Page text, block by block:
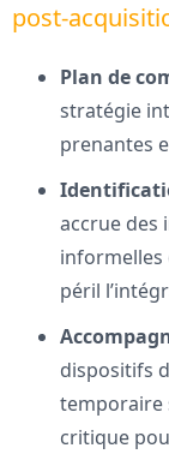
post-
Plan de
stratégie
prenantes
accrue des
informelles
péril
dispositifs
temporaire
critique